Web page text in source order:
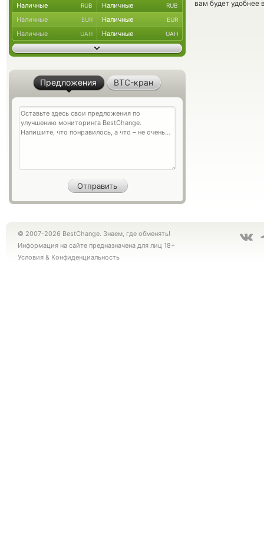
вам будет удобнее
Наличные RUB Наличные RUB
Наличные EUR Наличные EUR
Наличные UAH Наличные UAH
Предложения BTC-кран
© 2007-2026 BestChange. Знаем, где обменять!
Информация на сайте предназначена для лиц 18+
Условия & Конфиденциальность